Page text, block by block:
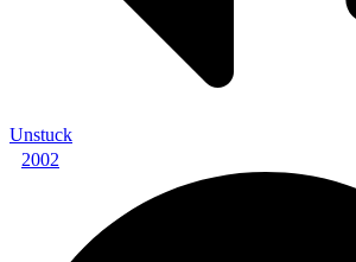
Unstuck
2002